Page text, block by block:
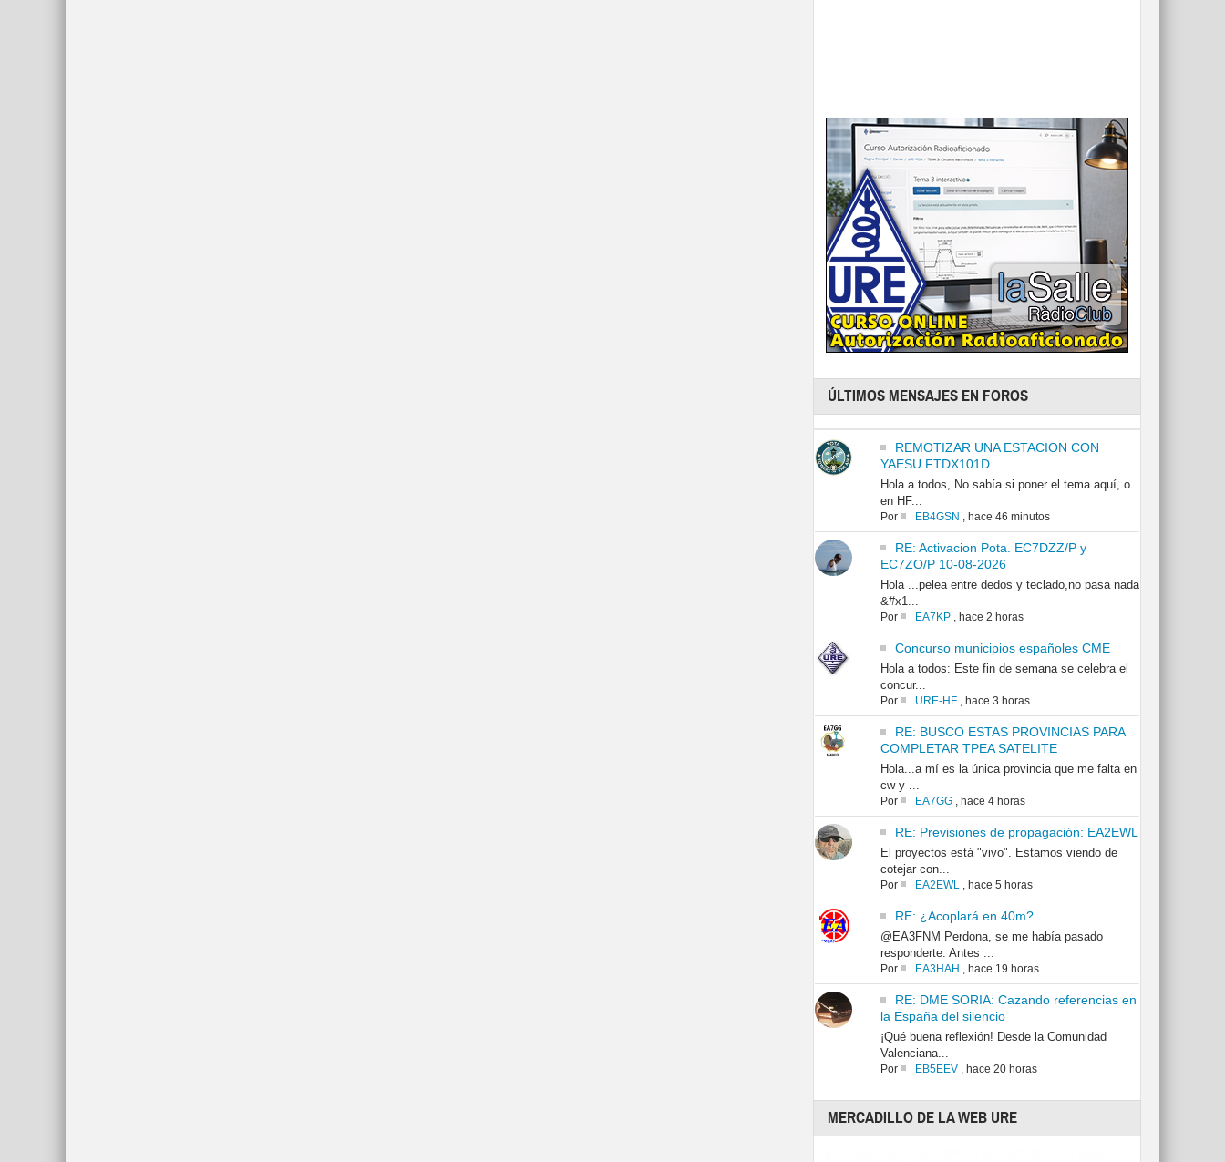
ÚLTIMOS MENSAJES EN FOROS
REMOTIZAR UNA ESTACION CON
YAESU FTDX101D
Hola a todos, No sabía si poner el tema aquí, o
en HF...
Por EB4GSN , hace 46 minutos
RE: Activacion Pota. EC7DZZ/P y
EC7ZO/P 10-08-2026
Hola ...pelea entre dedos y teclado,no pasa nada
&#x1...
Por EA7KP, hace 2 horas
Concurso municipios españoles CME
Hola a todos: Este fin de semana se celebra el
concur...
Por URE-HF, hace 3 horas
RE: BUSCO ESTAS PROVINCIAS PARA
COMPLETAR TPEA SATELITE
Hola...a mí es la única provincia que me falta en
cw y ...
Por EA7GG, hace 4 horas
RE: Previsiones de propagación: EA2EWL
El proyectos está "vivo". Estamos viendo de
cotejar con...
Por EA2EWL, hace 5 horas
RE: ¿Acoplará en 40m?
@EA3FNM Perdona, se me había pasado
responderte. Antes ...
Por EA3HAH , hace 19 horas
RE: DME SORIA: Cazando referencias en
la España del silencio
¡Qué buena reflexión! Desde la Comunidad
Valenciana...
Por EB5EEV, hace 20 horas
MERCADILLO DE LA WEB URE